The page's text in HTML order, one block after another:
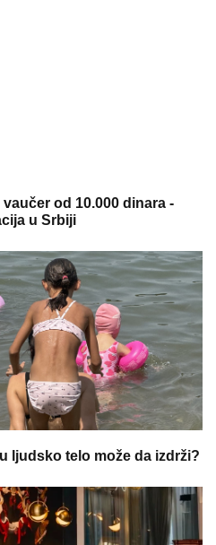
od 10.000 dinara -
u Srbiji
ljudsko telo može da izdrži?